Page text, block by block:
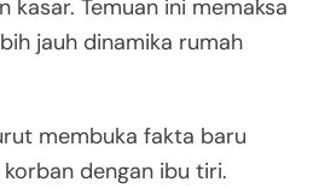
kasar. Temuan ini memaksa
jauh dinamika rumah
membuka fakta baru
dengan ibu tiri.